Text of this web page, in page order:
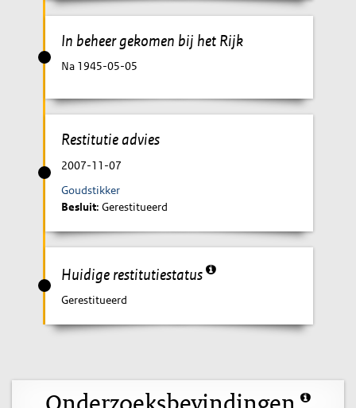
In beheer gekomen bij het Rijk
Na 1945-05-05
Restitutie advies
2007-11-07
Goudstikker
Besluit: Gerestitueerd
Huidige restitutiestatus
Gerestitueerd